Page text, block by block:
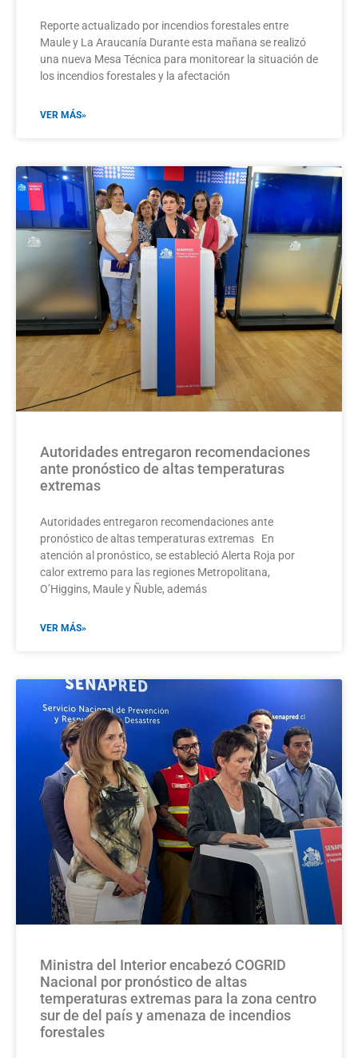
Reporte actualizado por incendios forestales entre
Maule y La Araucanía​ Durante esta mañana se realizó
una nueva Mesa Técnica para monitorear la situación de
los incendios forestales y la afectación
VER MÁS»
Autoridades entregaron recomendaciones
ante pronóstico de altas temperaturas
extremas
Autoridades entregaron recomendaciones ante
pronóstico de altas temperaturas extremas En
atención al pronóstico, se estableció Alerta Roja por
calor extremo para las regiones Metropolitana,
O’Higgins, Maule y Ñuble, además
VER MÁS»
Ministra del Interior encabezó COGRID
Nacional por pronóstico de altas
temperaturas extremas para la zona centro
sur de del país y amenaza de incendios
forestales